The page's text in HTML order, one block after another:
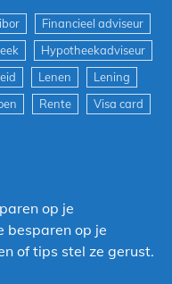
Financieel adviseur
Hypotheekadviseur
Lenen
Lening
Rente Visa card
op je
besparen op je
of tips stel ze gerust.